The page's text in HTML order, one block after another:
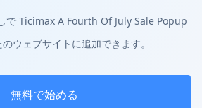
で Ticimax A Fourth Of July Sale Popup
ウェブサイトに追加できます。
無料で始める